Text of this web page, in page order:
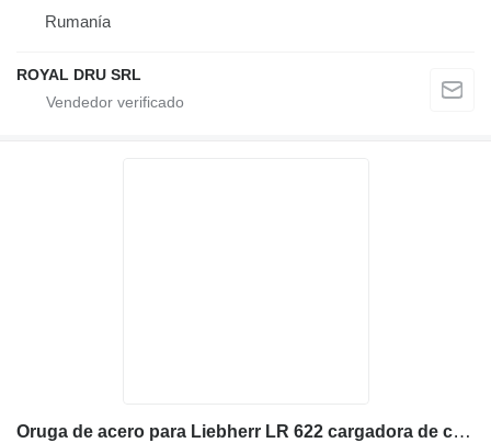
Rumanía
ROYAL DRU SRL
Oruga de acero para Liebherr LR 622 cargadora de cadenas